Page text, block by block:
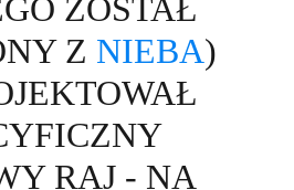
ZOSTAŁ
Z NIEBA)
RAJ - NA